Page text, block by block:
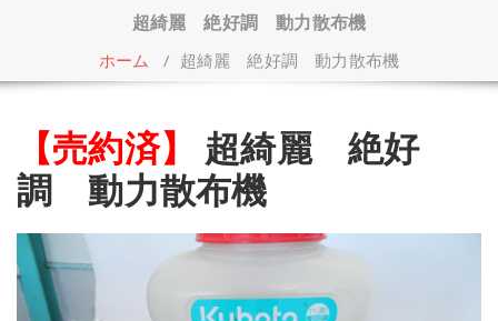
超綺麗 絶好調 動力散布機
ホーム / 超綺麗 絶好調 動力散布機
【売約済】
超綺麗 絶好
調 動力散布機